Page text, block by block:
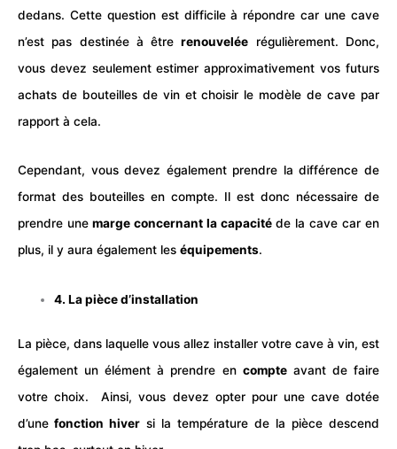
dedans. Cette question est difficile à répondre car une cave
n’est pas destinée à êtrerenouvelée régulièrement. Donc,
vous devez seulement estimer approximativement vos futurs
achats de bouteilles de vin et choisir le modèle de cave par
rapport à cela.
Cependant, vous devez également prendre la différence de
format des bouteilles en compte. Il est donc nécessaire de
prendre unemarge concernant la capacitéde la cave car en
plus, il y aura également les équipements.
4. La pièce d’installation
La pièce, dans laquelle vous allez installer votre cave à vin, est
également un élément à prendre en compteavant de faire
votre choix.Ainsi, vous devez opter pour une cave dotée
d’une fonction hiver si la température de la pièce descend